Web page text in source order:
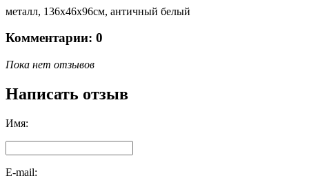
металл, 136х46х96см, античный белый
Комментарии: 0
Пока нет отзывов
Написать отзыв
Имя:
E-mail: